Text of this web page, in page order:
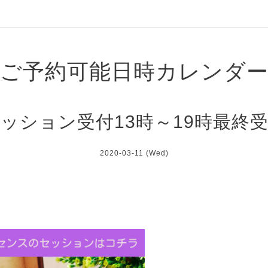
ご予約可能日時カレンダー
ション受付13時～19時最終
2020-03-11 (Wed)